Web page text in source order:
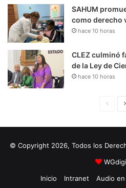
SAHUM
como derecho
hace 10 horas
CLEZ culminó
de la Ley de
hace 10 horas
i
n
a
© Copyright 2026, Todos los
Inicio
Intranet Audio en